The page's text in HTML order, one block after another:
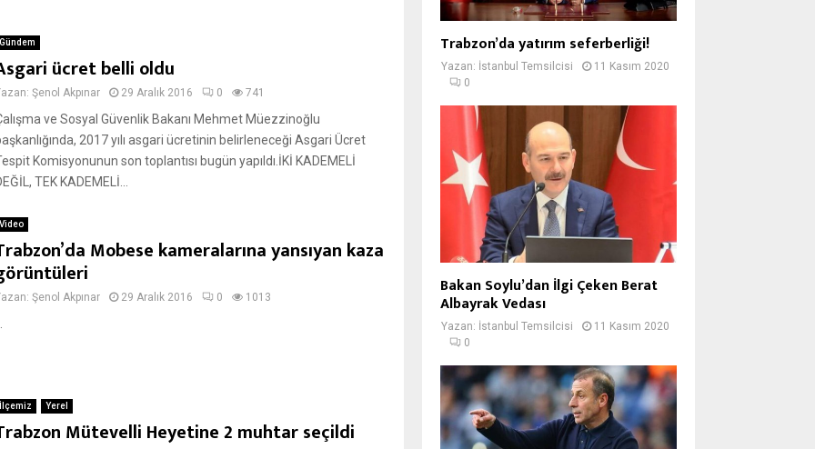
Gündem
ücret belli oldu
Şenol Akpınar 29 Aralık 2016 0 741
ve Sosyal Güvenlik Bakanı Mehmet Müezzinoğlu
2017 yılı asgari ücretinin belirleneceği Asgari Ücret
Komisyonunun son toplantısı bugün yapıldı.İKİ KADEMELİ
TEK KADEMELİ...
Video
Mobese kameralarına yansıyan kaza
Şenol Akpınar 29 Aralık 2016 0 1013
İlçemiz Yerel
Mütevelli Heyetine 2 muhtar seçildi
Trabzon’da yatırım seferberliği!
Yazan: İstanbul Temsilcisi
11 Kasım 2020
0
Bakan Soylu’dan İlgi Çeken Berat
Albayrak Vedası
Yazan: İstanbul Temsilcisi
11 Kasım 2020
0